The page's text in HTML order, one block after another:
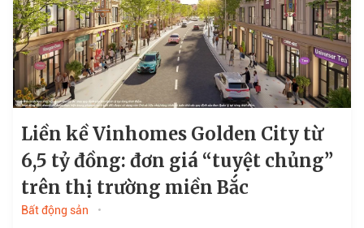
Liền kề Vinhomes Golden City từ
6,5 tỷ đồng: đơn giá “tuyệt chủng”
trên thị trường miền Bắc
Bất động sản